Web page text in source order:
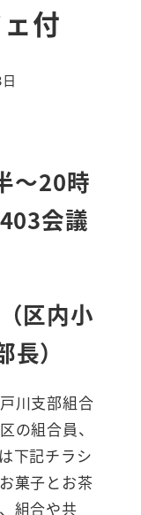
付
～20時
会議
区内小
）
川支部組合
の組合員、
下記チラシ
菓子とお茶
組合や共